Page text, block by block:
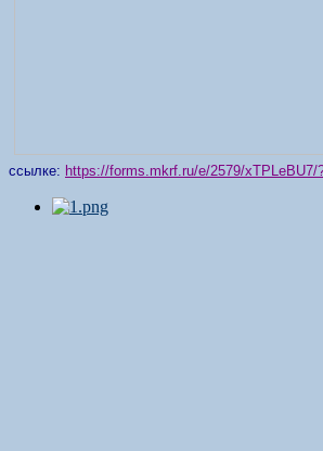
ссылке: https://forms.mkrf.ru/e/2579/xTPLeBU7/